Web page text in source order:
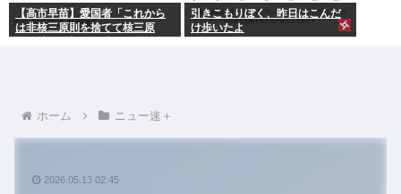
【高市早苗】愛国者「これから
は非核三原則を捨てて核三原
引きこもりぼく、昨日はこんだ
け歩いたよ
ホーム ニュー速＋
2026.05.13 02:45